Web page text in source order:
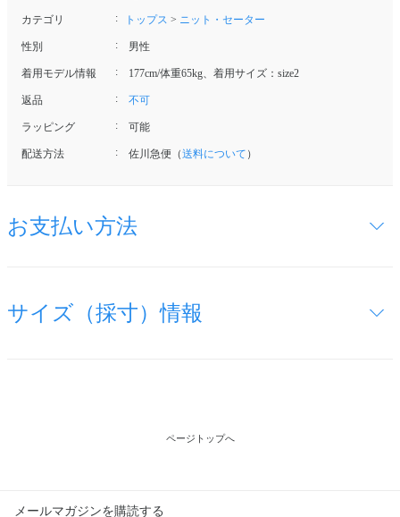
カテゴリ トップス > ニット・セーター
性別 男性
着用モデル情報 177cm/体重65kg、着用サイズ：size2
返品 不可
ラッピング 可能
配送方法 佐川急便（送料について ）
お支払い方法
サイズ（採寸）情報
ページトップへ
メールマガジンを購読する